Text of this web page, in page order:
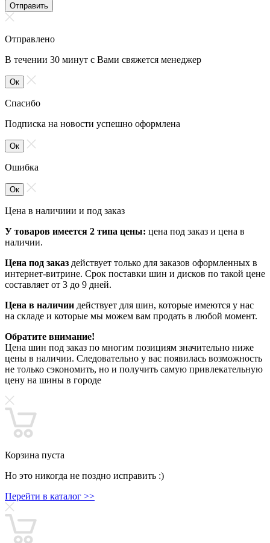
Отправить
Отправлено
В течении 30 минут с Вами свяжется менеджер
Ок
Спасибо
Подписка на новости успешно оформлена
Ок
Ошибка
Ок
Цена в наличиии и под заказ
У товаров имеется 2 типа цены: цена под заказ и цена в
наличии.
Цена под заказ действует только для заказов оформленных в
интернет-витрине. Срок поставки шин и дисков по такой цене
составляет от 3 до 9 дней.
Цена в наличии действует для шин, которые имеются у нас
на складе и которые мы можем вам продать в любой момент.
Обратите внимание!
Цена шин под заказ по многим позициям значительно ниже
цены в наличии. Следовательно у вас появилась возможность
не только сэкономить, но и получить самую привлекательную
цену на шины в городе
Корзина пуста
Но это никогда не поздно исправить :)
Перейти в каталог >>